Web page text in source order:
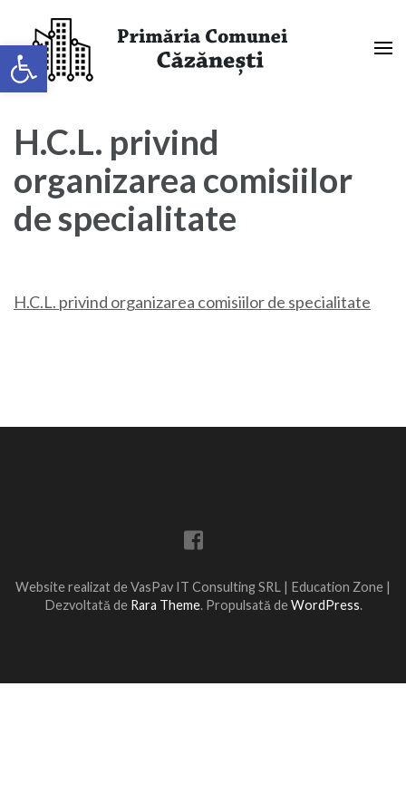
Deschide bara de unelte
conținut
(apasă
Primaria Comunei Căzănești,
Mehedinți
H.C.L. privind
organizarea comisiilor
de specialitate
H.C.L. privind organizarea comisiilor de specialitate
Website realizat de VasPav IT Consulting SRL | Education Zone |
Dezvoltată de Rara Theme. Propulsată deWordPress.